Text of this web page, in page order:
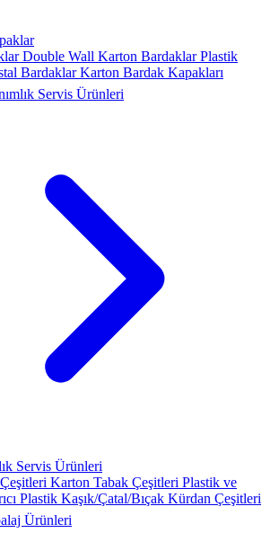
Double Wall Karton BardaklarPlastik
BardaklarKarton Bardak Kapakları
Servis Ürünleri
Servis Ürünleri
Karton Tabak Çeşitleri Plastik ve
Plastik Kaşık/Çatal/Bıçak Kürdan Çeşitleri
Ürünleri